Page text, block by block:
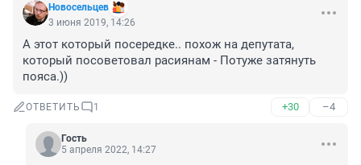
Новосельцев
3 июня 2019, 14:26
А этот который посередке.. похож на депутата,
который посоветовал расиянам - Потуже затянуть
пояса.))
ОТВЕТИТЬ 1 +30 –4
Гость
5 апреля 2022, 14:27